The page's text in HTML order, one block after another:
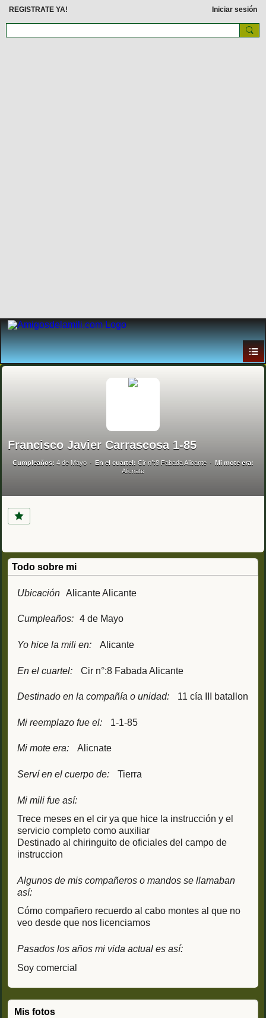
REGISTRATE YA! Iniciar sesión
Francisco Javier Carrascosa 1-85
Cumpleaños: 4 de Mayo En el cuartel: Cir n°:8 Fabada Alicante
Mi mote era:
Alicnate
Todo sobre mi
Ubicación Alicante Alicante
Cumpleaños: 4 de Mayo
Yo hice la mili en: Alicante
En el cuartel: Cir n°:8 Fabada Alicante
Destinado en la compañía o unidad: 11 cía III batallon
Mi reemplazo fue el: 1-1-85
Mi mote era: Alicnate
Serví en el cuerpo de: Tierra
Mi mili fue así:
Trece meses en el cir ya que hice la instrucción y el
servicio completo como auxiliar
Destinado al chiringuito de oficiales del campo de
instruccion
Algunos de mis compañeros o mandos se llamaban
así:
Cómo compañero recuerdo al cabo montes al que no
veo desde que nos licenciamos
Pasados los años mi vida actual es así:
Soy comercial
Mis fotos